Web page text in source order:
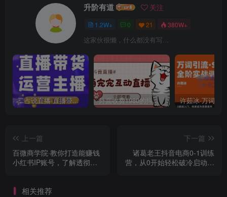
升阶有道 关注
1.2W+ 0 21 380W+
这家伙很懒，什么都没有写...
二占说直播·直播带货主播运营课程，主播运营二合一实操课 外面收费1980的抖音萌宠宠直播项目，可虚拟人直播，抖音报白，实时互动直播【软件+详细教程】
上一篇
百微商学院·教你打造能赚钱
小红书IP账号，了解透彻小
下一篇
诸葛老王抖音电商0-1训练
营，从0开始轻松破冷启动，
相关推荐